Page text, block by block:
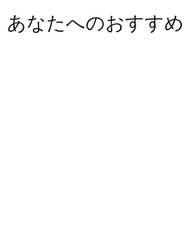
あなたへのおすすめ